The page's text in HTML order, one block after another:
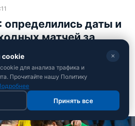
даты и
матчей за
провела жеребьевку
плей-офф
отдела РБК-Украина
cookie ✕
для анализа трафика и
Прочитайте нашу Политику
Принять все